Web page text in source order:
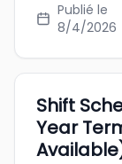
Publié le
8/4/2026
Shift
Year